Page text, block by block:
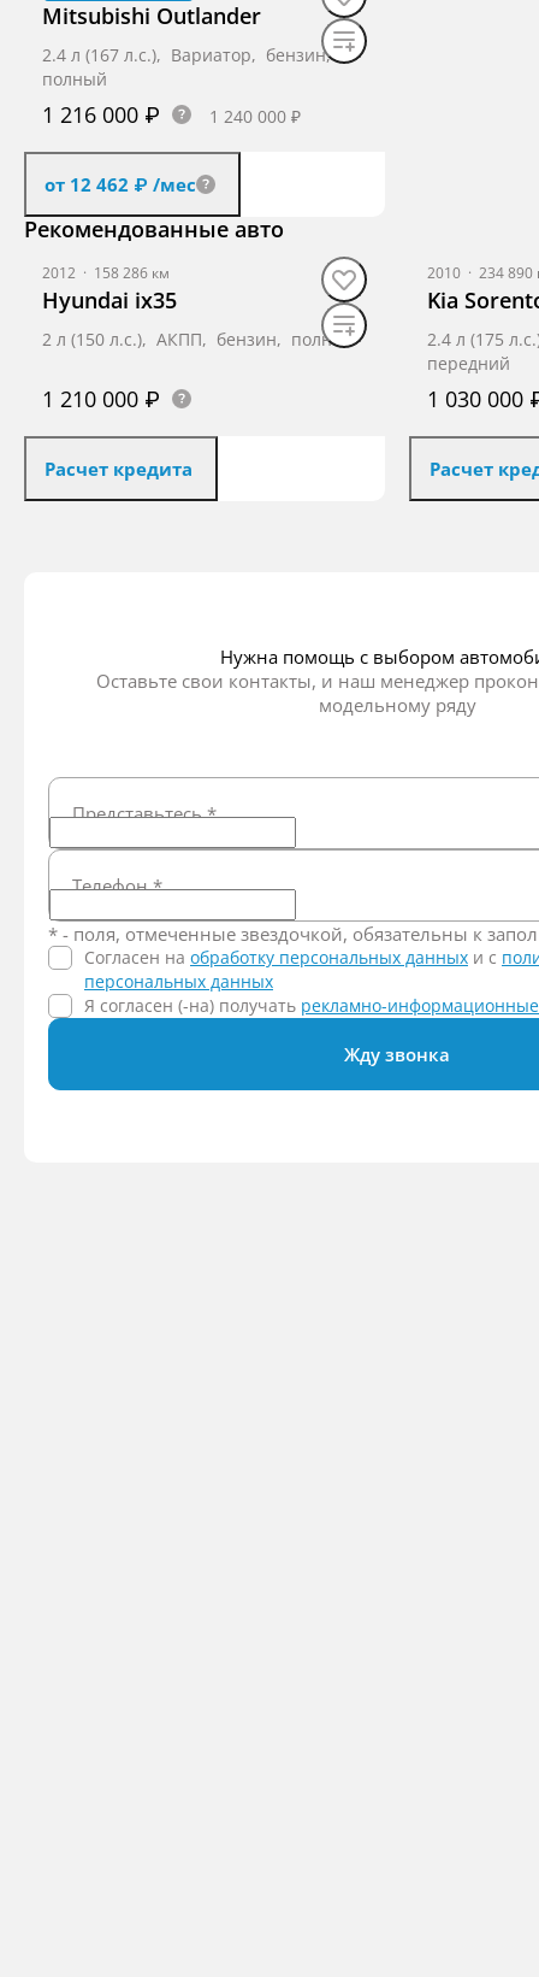
Mitsubishi Outlander
2.4 л (167 л.с.), Вариатор, бензин,
полный
1 216 000 ₽ 1 240 000 ₽
от 12 462 ₽ /мес
Получить предложение
Рекомендованные авто
2012 · 158 286 км
Hyundai ix35
2 л (150 л.с.), АКПП, бензин, полный
1 210 000 ₽
Расчет кредита
2010 · 234 890
Kia
2.4 л (175
передний
1 030 000
Расчет
Нужна помощь с выбором
Оставьте свои контакты, и наш менеджер
модельному ряду
Представьтесь*
Телефон*
* - поля, отмеченные звездочкой, обязательны к
Согласен на обработку персональных данных и c
персональных данных
Я согласен (-на) получать рекламно-
Жду звонка